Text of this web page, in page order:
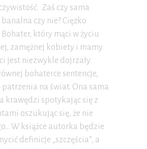
Zaś czy sama
czy nie? Ciężko
który mąci w życiu
zamężnej kobiety i mamy
jest niezwykle dojrzały.
bohaterce sentencje,
patrzenia na świat. Ona sama
krawędzi spotykając się z
oszukując się, że nie
W książce autorka będzie
definicje „szczęścia”, a